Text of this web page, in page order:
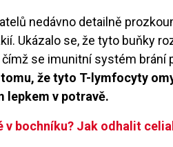
nedávno detailně
Ukázalo se, že tyto buňky
se imunitní systém brání
že tyto T-lymfocyty
lepkem v potravě.
v bochníku? Jak odhalit